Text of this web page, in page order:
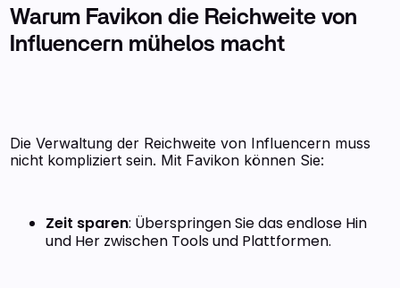
Warum Favikon die Reichweite von
Influencern mühelos macht
Die Verwaltung der Reichweite von Influencern muss
nicht kompliziert sein. Mit Favikon können Sie:
Zeit sparen: Überspringen Sie das endlose Hin
und Her zwischen Tools und Plattformen.